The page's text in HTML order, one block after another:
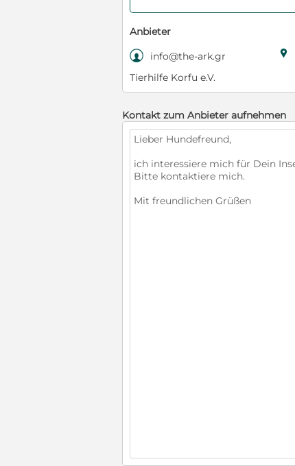
Anbieter

info@the-ark.gr
Tierhilfe Korfu e.V.

Kontakt zum Anbieter aufnehmen